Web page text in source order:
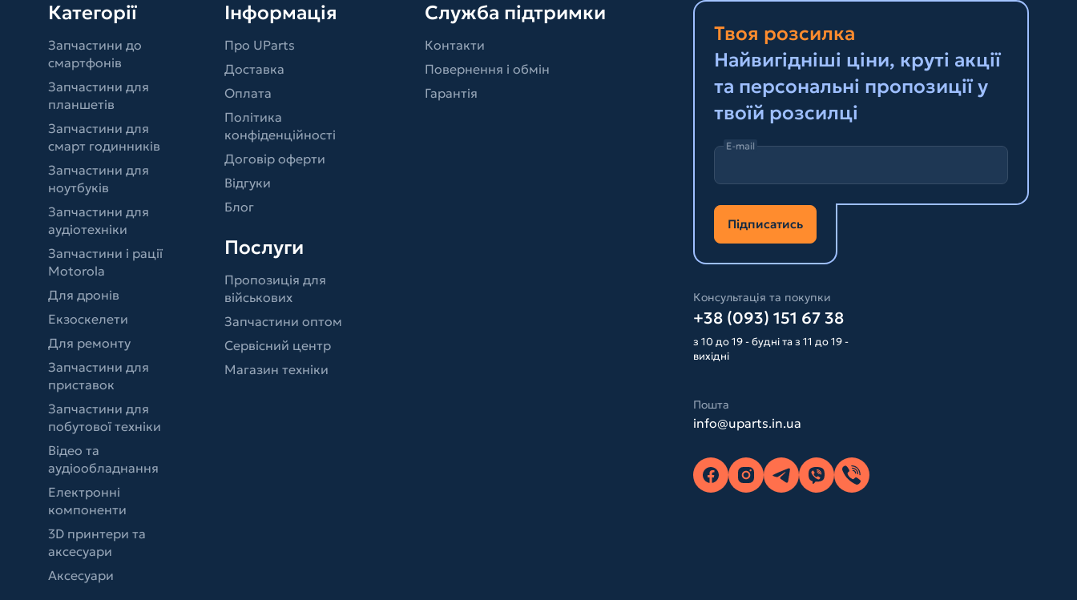
Категорії
Запчастини до
смартфонів
Запчастини для
планшетів
Запчастини для
смарт годинників
Запчастини для
ноутбуків
Запчастини для
аудіотехніки
Запчастини і рації
Motorola
Для дронів
Екзоскелети
Для ремонту
Запчастини для
приставок
Запчастини для
побутової техніки
Відео та
аудіообладнання
Електронні
компоненти
3D принтери та
аксесуари
Аксесуари
Інформація
Про UParts
Доставка
Оплата
Політика
конфіденційності
Договір оферти
Відгуки
Блог
Послуги
Пропозиція для
військових
Запчастини оптом
Сервісний центр
Магазин техніки
Служба підтримки
Контакти
Повернення і обмін
Гарантія
Твоя розсилка
Найвигідніші ціни, круті акції
та персональні пропозиції у
твоїй розсилці
E-mail
Підписатись
Консультація та покупки
+38 (093) 151 67 38
з 10 до 19 - будні та з 11 до 19 -
вихідні
Пошта
info@uparts.in.ua